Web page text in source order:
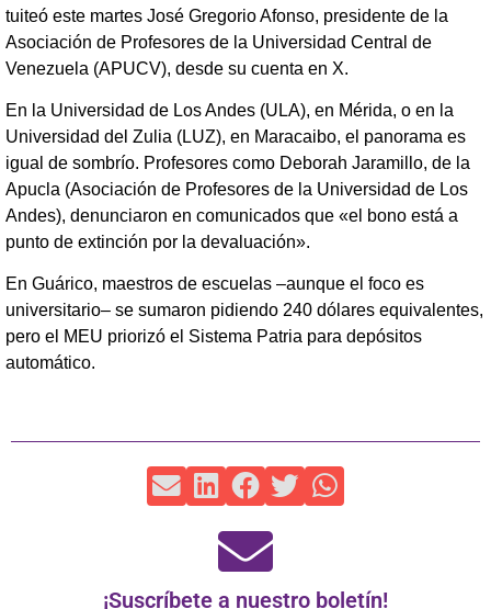
tuiteó este martes José Gregorio Afonso, presidente de la
Asociación de Profesores de la Universidad Central de
Venezuela (APUCV), desde su cuenta en X.
En la Universidad de Los Andes (ULA), en Mérida, o en la
Universidad del Zulia (LUZ), en Maracaibo, el panorama es
igual de sombrío. Profesores como Deborah Jaramillo, de la
Apucla (Asociación de Profesores de la Universidad de Los
Andes), denunciaron en comunicados que «el bono está a
punto de extinción por la devaluación».
En Guárico, maestros de escuelas –aunque el foco es
universitario– se sumaron pidiendo 240 dólares equivalentes,
pero el MEU priorizó el Sistema Patria para depósitos
automático.
¡Suscríbete a nuestro boletín!